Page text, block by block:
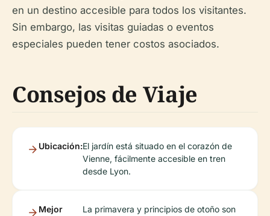
en un destino accesible para todos los visitantes.
Sin embargo, las visitas guiadas o eventos
especiales pueden tener costos asociados.
Consejos de Viaje
Ubicación:El jardín está situado en el corazón de
Vienne, fácilmente accesible en tren
desde Lyon.
Mejor
La primavera y principios de otoño son